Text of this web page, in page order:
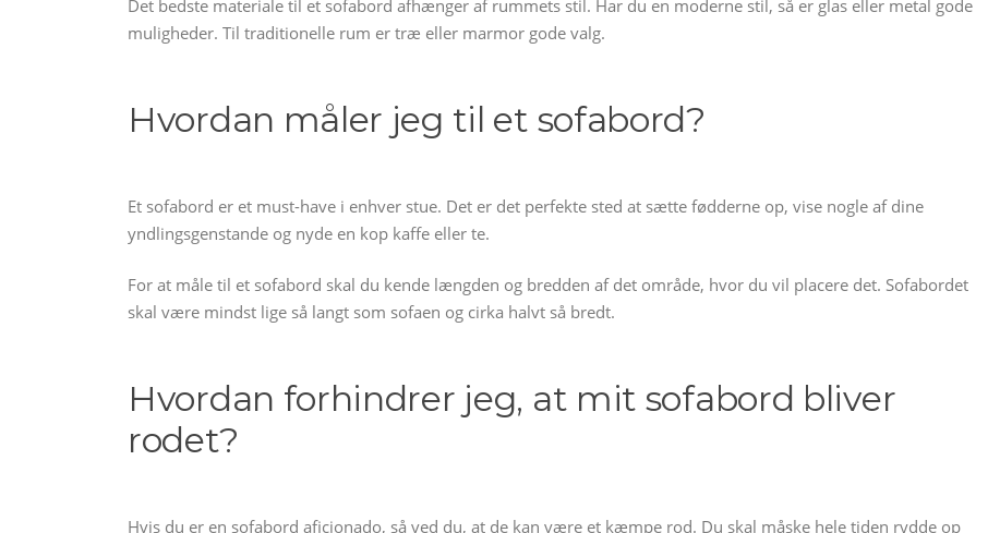
Det bedste materiale til et sofabord afhænger af rummets stil. Har du en moderne stil, så er glas eller metal gode
muligheder. Til traditionelle rum er træ eller marmor gode valg.
Hvordan måler jeg til et sofabord?
Et sofabord er et must-have i enhver stue. Det er det perfekte sted at sætte fødderne op, vise nogle af dine
yndlingsgenstande og nyde en kop kaffe eller te.
For at måle til et sofabord skal du kende længden og bredden af det område, hvor du vil placere det. Sofabordet
skal være mindst lige så langt som sofaen og cirka halvt så bredt.
Hvordan forhindrer jeg, at mit sofabord bliver
rodet?
Hvis du er en sofabord aficionado, så ved du, at de kan være et kæmpe rod. Du skal måske hele tiden rydde op